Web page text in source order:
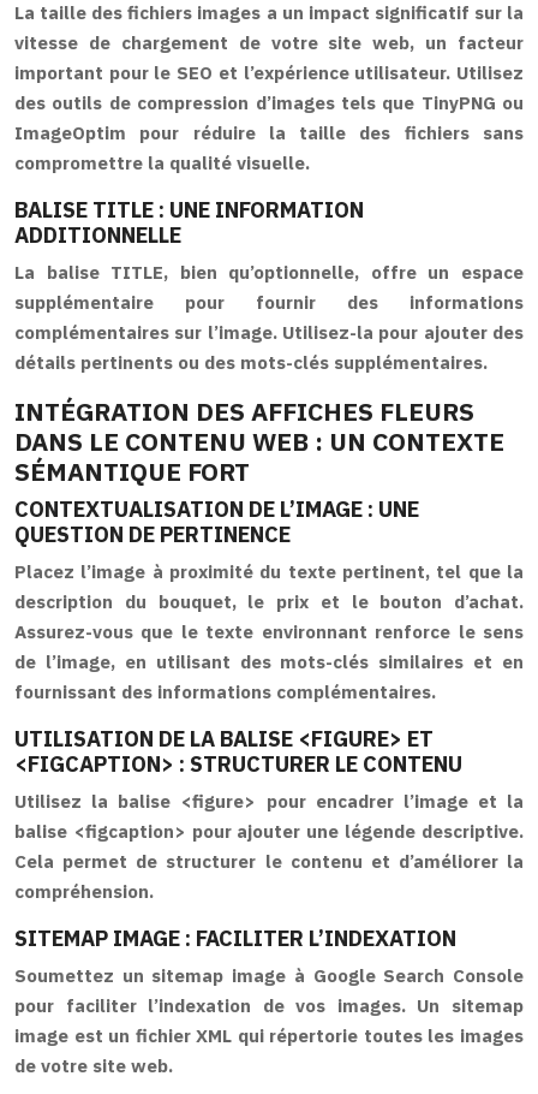
La taille des fichiers images a un impact significatif sur la
vitesse de chargement de votre site web, un facteur
important pour le SEO et l’expérience utilisateur. Utilisez
des outils de compression d’images tels que TinyPNG ou
ImageOptim pour réduire la taille des fichiers sans
compromettre la qualité visuelle.
BALISE TITLE : UNE INFORMATION
ADDITIONNELLE
La balise TITLE, bien qu’optionnelle, offre un espace
supplémentaire pour fournir des informations
complémentaires sur l’image. Utilisez-la pour ajouter des
détails pertinents ou des mots-clés supplémentaires.
INTÉGRATION DES AFFICHES FLEURS
DANS LE CONTENU WEB : UN CONTEXTE
SÉMANTIQUE FORT
CONTEXTUALISATION DE L’IMAGE : UNE
QUESTION DE PERTINENCE
Placez l’image à proximité du texte pertinent, tel que la
description du bouquet, le prix et le bouton d’achat.
Assurez-vous que le texte environnant renforce le sens
de l’image, en utilisant des mots-clés similaires et en
fournissant des informations complémentaires.
UTILISATION DE LA BALISE <FIGURE> ET
<FIGCAPTION> : STRUCTURER LE CONTENU
Utilisez la balise <figure> pour encadrer l’image et la
balise <figcaption> pour ajouter une légende descriptive.
Cela permet de structurer le contenu et d’améliorer la
compréhension.
SITEMAP IMAGE : FACILITER L’INDEXATION
Soumettez un sitemap image à Google Search Console
pour faciliter l’indexation de vos images. Un sitemap
image est un fichier XML qui répertorie toutes les images
de votre site web.